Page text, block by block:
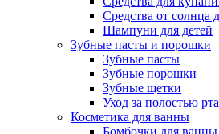
Средства от солнца
Шампуни для детей
Зубные пасты и порошки
Зубные пасты
Зубные порошки
Зубные щетки
Уход за полостью рта
Косметика для ванны
Бомбочки для ванны